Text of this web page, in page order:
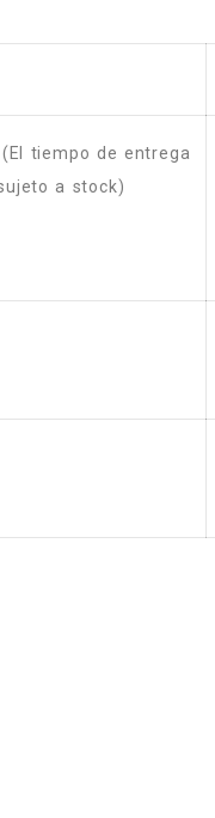
(El tiempo de entrega
a stock)